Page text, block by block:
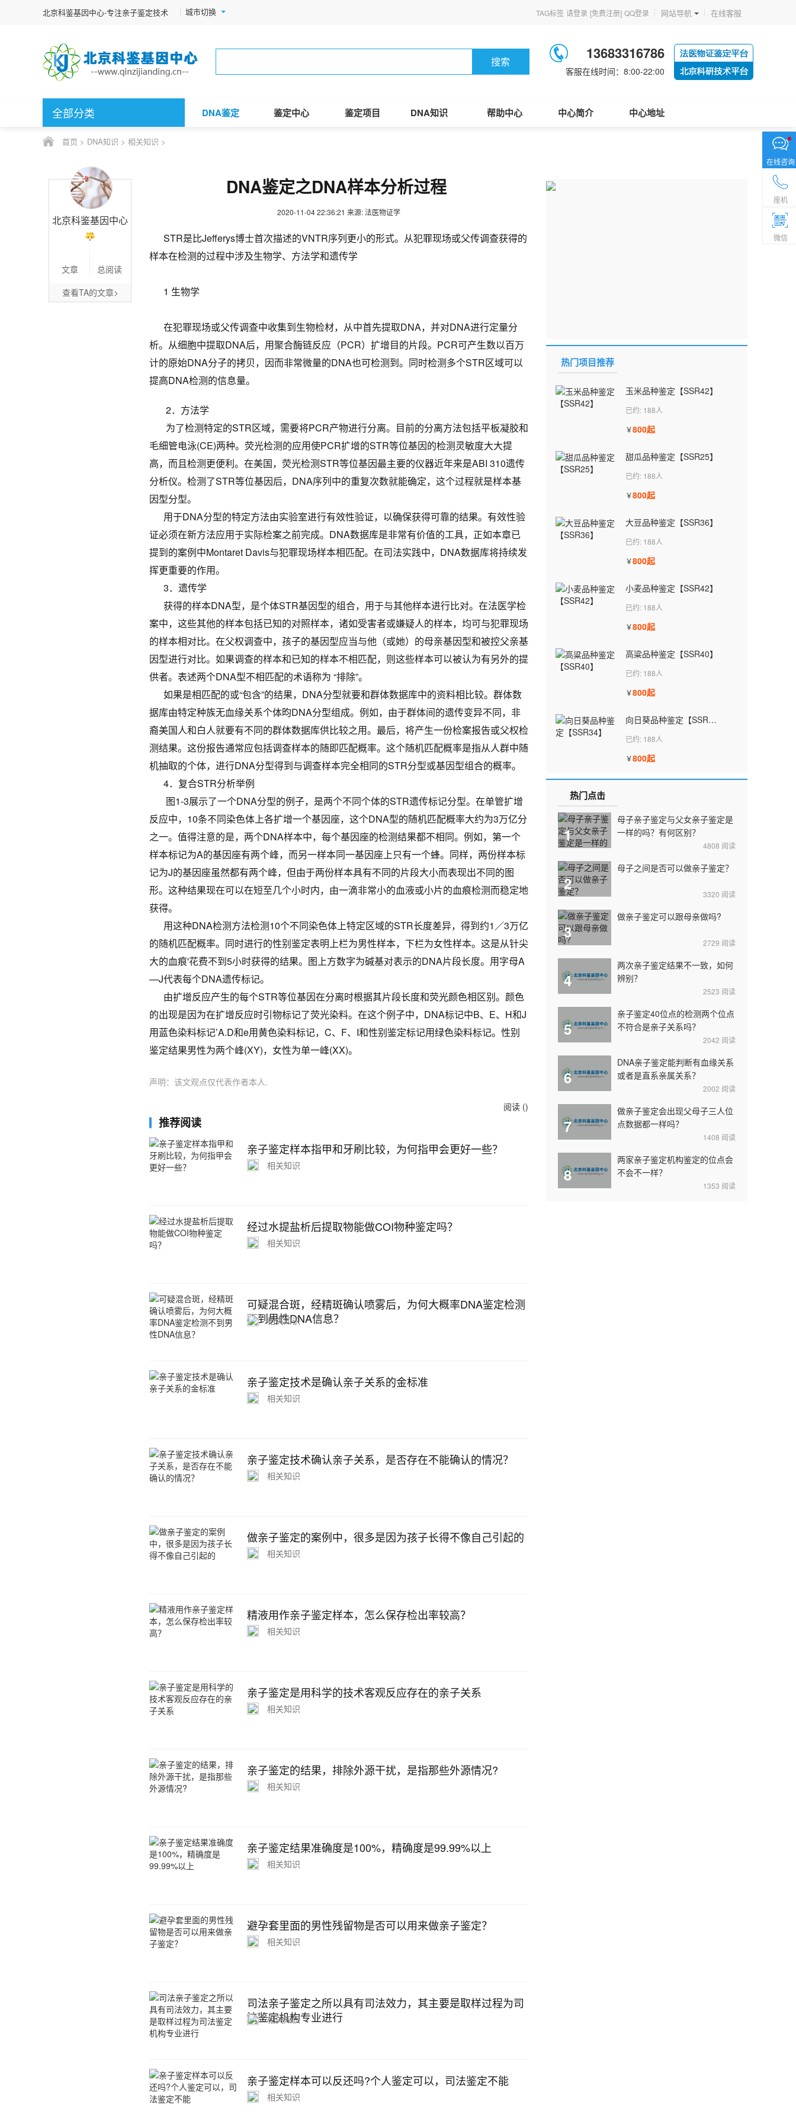
北京科鉴基因中心-专注亲子鉴定技术 城市切换 TAG标签 请登录 [免费注册] QQ登录 网站导航 在线客服
搜索 13683316786
客服在线时间：8:00-22:00
全部分类 DNA鉴定 鉴定中心 鉴定项目 DNA知识 帮助中心 中心简介 中心地址
首页 > DNA知识 > 相关知识 >
北京科鉴基因中心
文章
总阅读
查看TA的文章>
DNA鉴定之DNA样本分析过程
2020-11-04 22:36:21 来源: 法医物证学
STR是比Jefferys博士首次描述的VNTR序列更小的形式。从犯罪现场或父传调查获得的
样本在检测的过程中涉及生物学、方法学和遗传学
1 生物学
在犯罪现场或父传调查中收集到生物检材，从中首先提取DNA，并对DNA进行定量分
析。从细胞中提取DNA后，用聚合酶链反应（PCR）扩增目的片段。PCR可产生数以百万
计的原始DNA分子的拷贝，因而非常微量的DNA也可检测到。同时检测多个STR区域可以
提高DNA检测的信息量。
2．方法学
为了检测特定的STR区域，需要将PCR产物进行分离。目前的分离方法包括平板凝胶和
毛细管电泳(CE)两种。荧光检测的应用使PCR扩增的STR等位基因的检测灵敏度大大提
高，而且检测更便利。在美国，荧光检测STR等位基因最主要的仪器近年来是ABI 310遗传
分析仪。检测了STR等位基因后，DNA序列中的重复次数就能确定，这个过程就是样本基
因型分型。
用于DNA分型的特定方法由实验室进行有效性验证，以确保获得可靠的结果。有效性验
证必须在新方法应用于实际检案之前完成。DNA数据库是非常有价值的工具，正如本章已
提到的案例中Montaret Davis与犯罪现场样本相匹配。在司法实践中，DNA数据库将持续发
挥更重要的作用。
3．遗传学
获得的样本DNA型，是个体STR基因型的组合，用于与其他样本进行比对。在法医学检
案中，这些其他的样本包括已知的对照样本，诸如受害者或嫌疑人的样本，均可与犯罪现场
的样本相对比。在父权调查中，孩子的基因型应当与他（或她）的母亲基因型和被控父亲基
因型进行对比。如果调查的样本和已知的样本不相匹配，则这些样本可以被认为有另外的提
供者。表述两个DNA型不相匹配的术语称为 “排除”。
如果是相匹配的或“包含”的结果，DNA分型就要和群体数据库中的资料相比较。群体数
据库由特定种族无血缘关系个体昀DNA分型组成。例如，由于群体间的遗传变异不同，非
裔美国人和白人就要有不同的群体数据库供比较之用。最后，将产生一份检案报告或父权检
测结果。这份报告通常应包括调查样本的随即匹配概率。这个随机匹配概率是指从人群中随
机抽取的个体，进行DNA分型得到与调查样本完全相同的STR分型或基因型组合的概率。
4．复合STR分析举例
图1-3展示了一个DNA分型的例子，是两个不同个体的STR遗传标记分型。在单管扩增
反应中，10条不同染色体上各扩增一个基因座，这个DNA型的随机匹配概率大约为3万亿分
之一。值得注意的是，两个DNA样本中，每个基因座的检测结果都不相同。例如，第一个
样本标记为A的基因座有两个峰，而另一样本同一基因座上只有一个蜂。同样，两份样本标
记为J的基因座虽然都有两个峰，但由于两份样本具有不同的片段大小而表现出不同的图
形。这种结果现在可以在短至几个小时内，由一滴非常小的血液或小片的血痕检测而稳定地
获得。
用这种DNA检测方法检测10个不同染色体上特定区域的STR长度差异，得到约1／3万亿
的随机匹配概率。同时进行的性别鉴定表明上栏为男性样本，下栏为女性样本。这是从针尖
大的血痕'花费不到5小时获得的结果。图上方数字为碱基对表示的DNA片段长度。用字母A
—J代表每个DNA遗传标记。
由扩增反应产生的每个STR等位基因在分离时根据其片段长度和荧光颜色相区别。颜色
的出现是因为在扩增反应时引物标记了荧光染料。在这个例子中，DNA标记中B、E、H和J
用蓝色染料标记’A.D和e用黄色染料标记，C、F、I和性别鉴定标记用绿色染料标记。性别
鉴定结果男性为两个峰(XY)，女性为单一峰(XX)。
声明：该文观点仅代表作者本人.
阅读 ()
推荐阅读
亲子鉴定样本指甲和牙刷比较，为何指甲会更好一些？
相关知识
经过水提盐析后提取物能做COI物种鉴定吗？
相关知识
可疑混合斑，经精斑确认喷雾后，为何大概率DNA鉴定检测
不到男性DNA信息？
相关知识
亲子鉴定技术是确认亲子关系的金标准
相关知识
亲子鉴定技术确认亲子关系，是否存在不能确认的情况？
相关知识
做亲子鉴定的案例中，很多是因为孩子长得不像自己引起的
相关知识
精液用作亲子鉴定样本，怎么保存检出率较高？
相关知识
亲子鉴定是用科学的技术客观反应存在的亲子关系
相关知识
亲子鉴定的结果，排除外源干扰，是指那些外源情况?
相关知识
亲子鉴定结果准确度是100%，精确度是99.99%以上
相关知识
避孕套里面的男性残留物是否可以用来做亲子鉴定？
相关知识
司法亲子鉴定之所以具有司法效力，其主要是取样过程为司
法鉴定机构专业进行
相关知识
亲子鉴定样本可以反还吗?个人鉴定可以，司法鉴定不能
相关知识
热门项目推荐
玉米品种鉴定【SSR42】
已约: 188人
￥800起
甜瓜品种鉴定【SSR25】
已约: 188人
￥800起
大豆品种鉴定【SSR36】
已约: 188人
￥800起
小麦品种鉴定【SSR42】
已约: 188人
￥800起
高粱品种鉴定【SSR40】
已约: 188人
￥800起
向日葵品种鉴定【SSR34】
已约: 188人
￥800起
热门点击
1
母子亲子鉴定与父女亲子鉴定是
一样的吗？有何区别？
4808 阅读
2
母子之间是否可以做亲子鉴定？
3320 阅读
3
做亲子鉴定可以跟母亲做吗?
2729 阅读
4
两次亲子鉴定结果不一致，如何
辨别？
2523 阅读
5
亲子鉴定40位点的检测两个位点
不符合是亲子关系吗？
2042 阅读
6
DNA亲子鉴定能判断有血缘关系
或者是直系亲属关系？
2002 阅读
7
做亲子鉴定会出现父母子三人位
点数据都一样吗？
1408 阅读
8
两家亲子鉴定机构鉴定的位点会
不会不一样？
1353 阅读
在线咨询
座机
微信